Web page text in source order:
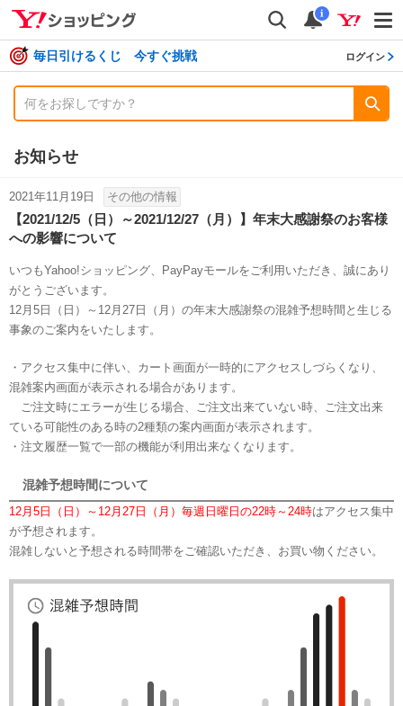
検索
通知
i
毎日引けるくじ 今すぐ挑戦 ログイン
お知らせ
2021年11月19日 その他の情報
【2021/12/5（日）～2021/12/27（月）】年末大感謝祭のお客様
への影響について
いつもYahoo!ショッピング、PayPayモールをご利用いただき、誠にあり
がとうございます。
12月5日（日）～12月27日（月）の年末大感謝祭の混雑予想時間と生じる
事象のご案内をいたします。
・アクセス集中に伴い、カート画面が一時的にアクセスしづらくなり、
混雑案内画面が表示される場合があります。
ご注文時にエラーが生じる場合、ご注文出来ていない時、ご注文出来
ている可能性のある時の2種類の案内画面が表示されます。
・注文履歴一覧で一部の機能が利用出来なくなります。
混雑予想時間について
12月5日（日）～12月27日（月）毎週日曜日の22時～24時はアクセス集中
が予想されます。
混雑しないと予想される時間帯をご確認いただき、お買い物ください。